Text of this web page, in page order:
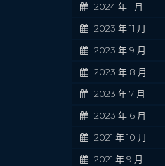
2024 年 1 月
2023 年 11 月
2023 年 9 月
2023 年 8 月
2023 年 7 月
2023 年 6 月
2021 年 10 月
2021 年 9 月